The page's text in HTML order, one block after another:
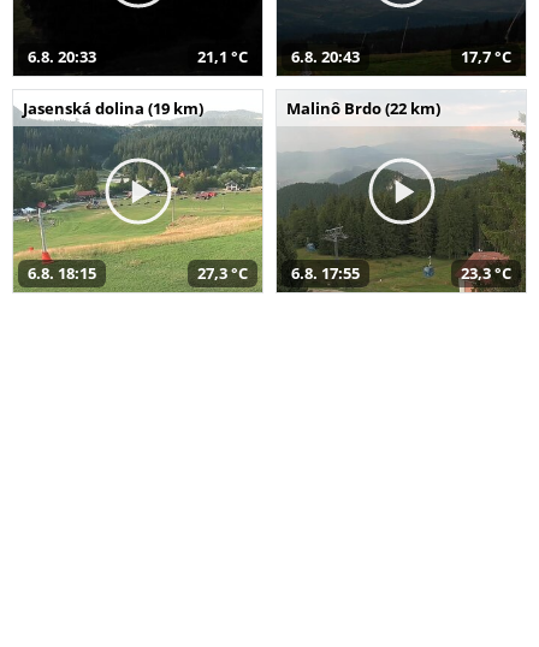
6.8. 20:33 21,1 °C 6.8. 20:43 17,7 °C
Jasenská dolina (19 km)
6.8. 18:15 27,3 °C
Malinô Brdo (22 km)
6.8. 17:55 23,3 °C